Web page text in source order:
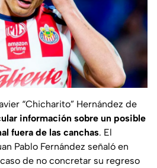
“Chicharito” Hernández de
información sobre un posible
fuera de las canchas. El
Pablo Fernández señaló en
de no concretar su regreso